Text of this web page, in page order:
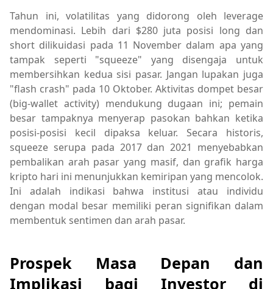
Tahun ini, volatilitas yang didorong oleh leverage
mendominasi. Lebih dari $280 juta posisi long dan
short dilikuidasi pada 11 November dalam apa yang
tampak seperti "squeeze" yang disengaja untuk
membersihkan kedua sisi pasar. Jangan lupakan juga
"flash crash" pada 10 Oktober. Aktivitas dompet besar
(big-wallet activity) mendukung dugaan ini; pemain
besar tampaknya menyerap pasokan bahkan ketika
posisi-posisi kecil dipaksa keluar. Secara historis,
squeeze serupa pada 2017 dan 2021 menyebabkan
pembalikan arah pasar yang masif, dan grafik harga
kripto hari ini menunjukkan kemiripan yang mencolok.
Ini adalah indikasi bahwa institusi atau individu
dengan modal besar memiliki peran signifikan dalam
membentuk sentimen dan arah pasar.
Prospek Masa Depan dan
Implikasi bagi Investor di